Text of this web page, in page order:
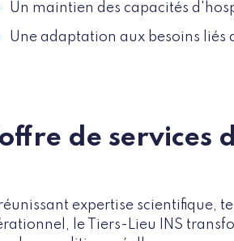
Un maintien des capacités
Une adaptation aux besoins
de services
expertise scientifique,
le Tiers-Lieu INS